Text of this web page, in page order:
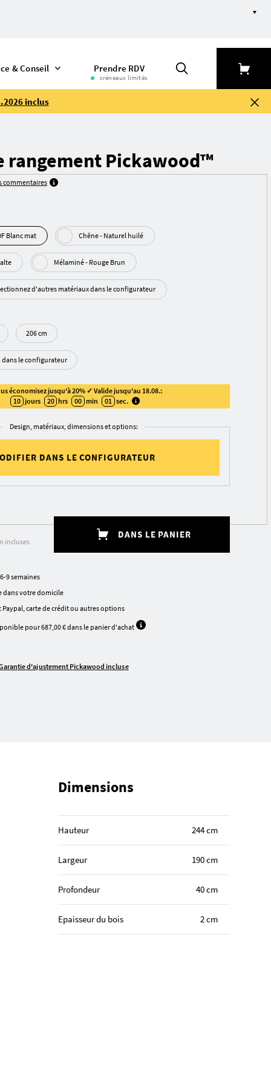
& Conseil Prendre RDV
créneaux limités
inclus
rangement Pickawood™
commentaires
- MDF Blanc mat Chêne - Naturel huilé
Mélaminé - Rouge Brun
d'autres matériaux dans le configurateur
206 cm
dans le configurateur
économisez jusqu'à 20% ✓ Valide jusqu'au 18.08.:
10 jours 20 hrs 00 min 01 sec.
Design, matériaux, dimensions et options:
DANS LE CONFIGURATEUR
incluses
DANS LE PANIER
9 semaines
dans votre domicile
Paypal, carte de crédit ou autres options
pour 687,00 € dans le panier d'achat
d'ajustement Pickawood incluse
Dimensions
Hauteur 244 cm
Largeur 190 cm
Profondeur 40 cm
Epaisseur du bois 2 cm